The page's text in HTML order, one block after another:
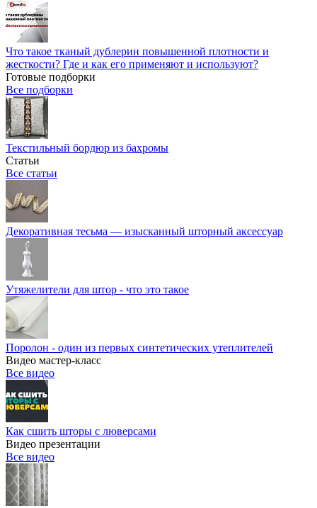
Что такое тканый дублерин повышенной плотности и
жесткости? Где и как его применяют и используют?
Готовые подборки
Все подборки
Текстильный бордюр из бахромы
Статьи
Все статьи
Декоративная тесьма — изысканный шторный аксессуар
Утяжелители для штор - что это такое
Поролон - один из первых синтетических утеплителей
Видео мастер-класс
Все видео
Как сшить шторы с люверсами
Видео презентации
Все видео